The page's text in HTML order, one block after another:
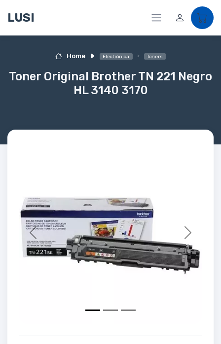
LUSI
Home Electrónica Toners
Toner Original Brother TN 221 Negro
HL 3140 3170
Previous Next